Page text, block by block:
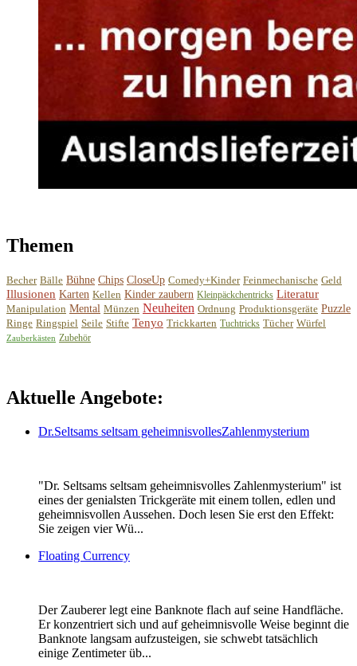
Themen
Becher Bälle Bühne Chips CloseUp Comedy+Kinder Feinmechanische Geld
Illusionen Karten Kellen Kinder zaubern Kleinpäckchentricks Literatur
Manipulation Mental Münzen Neuheiten Ordnung Produktionsgeräte Puzzle
Ringe Ringspiel Seile Stifte Tenyo Trickkarten Tuchtricks Tücher Würfel
Zauberkästen Zubehör
Aktuelle Angebote:
Dr.Seltsams seltsam geheimnisvollesZahlenmysterium
"Dr. Seltsams seltsam geheimnisvolles Zahlenmysterium" ist
eines der genialsten Trickgeräte mit einem tollen, edlen und
geheimnisvollen Aussehen. Doch lesen Sie erst den Effekt:
Sie zeigen vier Wü...
Floating Currency
Der Zauberer legt eine Banknote flach auf seine Handfläche.
Er konzentriert sich und auf geheimnisvolle Weise beginnt die
Banknote langsam aufzusteigen, sie schwebt tatsächlich
einige Zentimeter üb...